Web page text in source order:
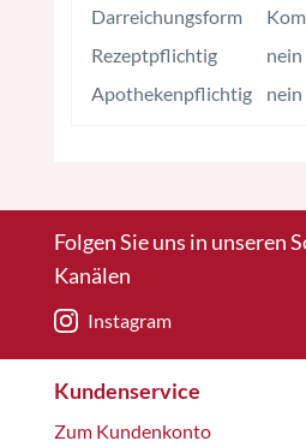
Darreichungsform
Rezeptpflichtig
nein
Apothekenpflichtig
nein
Folgen Sie uns in unseren
Kanälen
Instagram
Kundenservice
Zum Kundenkonto